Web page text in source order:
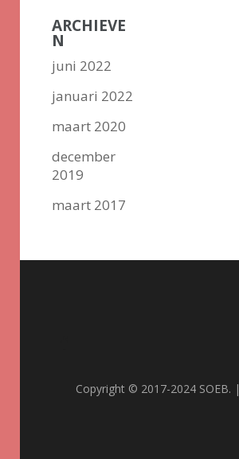
ARCHIEVE
N
juni 2022
januari 2022
maart 2020
december
2019
maart 2017
Copyright © 2017-2024 SOEB. |